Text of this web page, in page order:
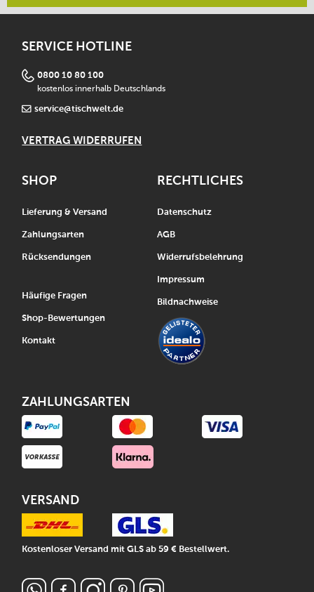
SERVICE HOTLINE
0800 10 80 100
kostenlos innerhalb Deutschlands
service@tischwelt.de
VERTRAG WIDERRUFEN
SHOP
Lieferung & Versand
Zahlungsarten
Rücksendungen
Häufige Fragen
Shop-Bewertungen
Kontakt
RECHTLICHES
Datenschutz
AGB
Widerrufsbelehrung
Impressum
Bildnachweise
ZAHLUNGSARTEN
VERSAND
Kostenloser Versand mit GLS ab 59 € Bestellwert.